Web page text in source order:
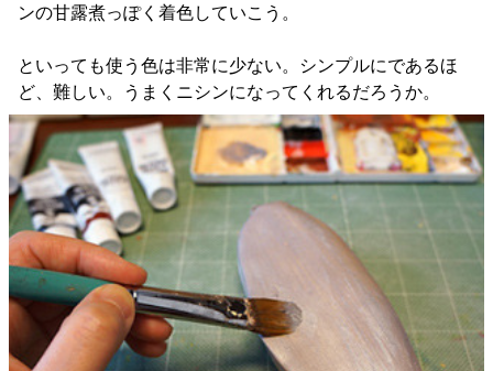
ンの甘露煮っぽく着色していこう。
といっても使う色は非常に少ない。シンプルにであるほ
ど、難しい。うまくニシンになってくれるだろうか。